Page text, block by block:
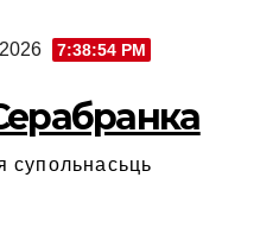
7:38:55 PM
супольнасьць